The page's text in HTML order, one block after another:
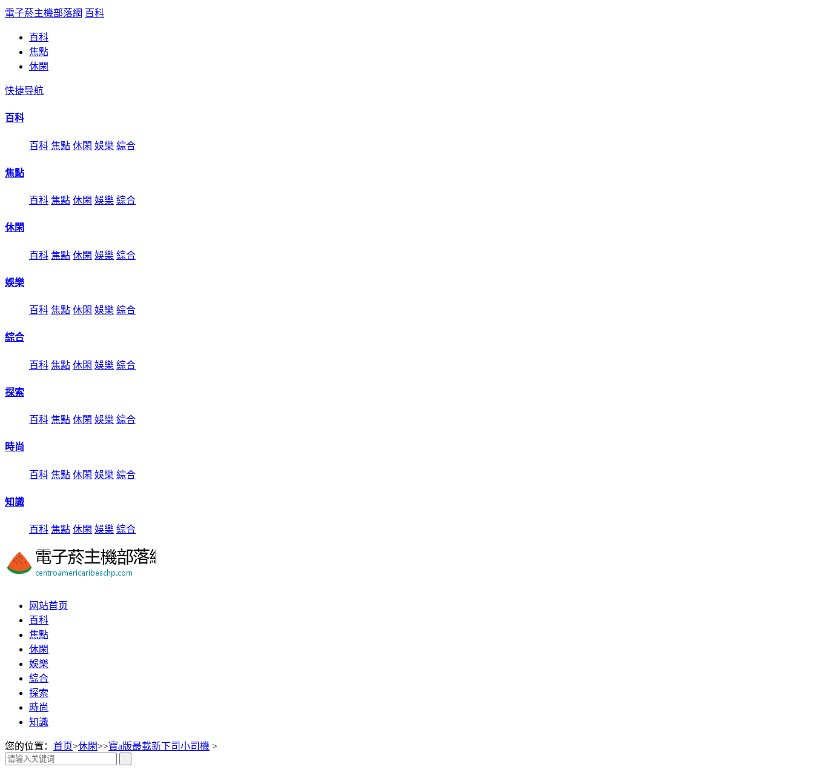
電子菸主機部落網 百科
百科
焦點
休閑
快捷导航
百科
百科 焦點 休閑 娛樂 綜合
焦點
百科 焦點 休閑 娛樂 綜合
休閑
百科 焦點 休閑 娛樂 綜合
娛樂
百科 焦點 休閑 娛樂 綜合
綜合
百科 焦點 休閑 娛樂 綜合
探索
百科 焦點 休閑 娛樂 綜合
時尚
百科 焦點 休閑 娛樂 綜合
知識
百科 焦點 休閑 娛樂 綜合
网站首页
百科
焦點
休閑
娛樂
綜合
探索
時尚
知識
您的位置： 首页>休閑>>寶a版最載新下司小司機 >